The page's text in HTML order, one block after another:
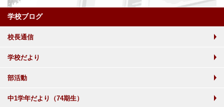
学校ブログ
校長通信
学校だより
部活動
中1学年だより（74期生）